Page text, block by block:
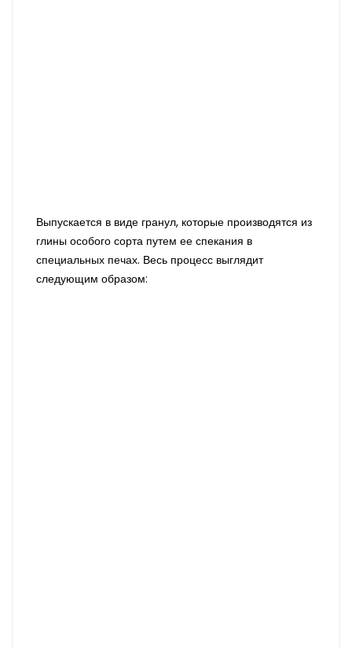
Выпускается в виде гранул, которые производятся из
глины особого сорта путем ее спекания в
специальных печах. Весь процесс выглядит
следующим образом: